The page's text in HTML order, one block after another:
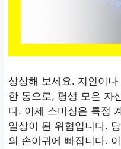
상상해 보세요. 지인이
한 통으로, 평생 모은 자
다. 이제 스미싱은 특정
일상이 된 위협입니다.
의 손아귀에 빠집니다.